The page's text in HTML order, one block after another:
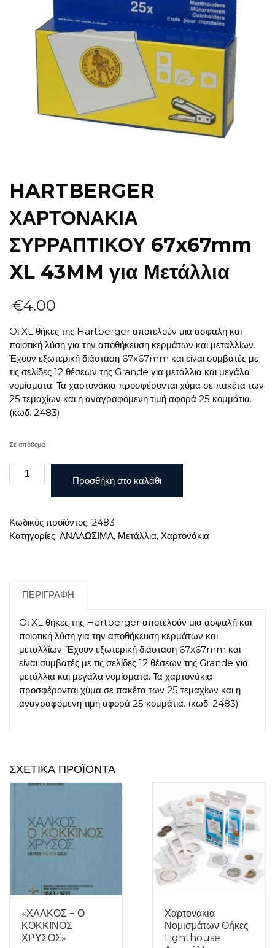
HARTBERGER
ΧΑΡΤΟΝΑΚΙΑ
ΣΥΡΡΑΠΤΙΚΟΥ 67x67mm
XL 43MM για Μετάλλια
€4.00
Oι XL θήκες της Hartberger αποτελούν μια ασφαλή και
ποιοτική λύση για την αποθήκευση κερμάτων και μεταλλίων.
Έχουν εξωτερική διάσταση 67x67mm και είναι συμβατές με
τις σελίδες 12 θέσεων της Grande για μετάλλια και μεγάλα
νομίσματα. Τα χαρτονάκια προσφέρονται χύμα σε πακέτα των
25 τεμαχίων και η αναγραφόμενη τιμή αφορά 25 κομμάτια.
(κωδ. 2483)
Σε απόθεμα
HARTBERGER
ΧΑΡΤΟΝΑΚΙΑ
ΣΥΡΡΑΠΤΙΚΟΥ
XL
43MM
Προσθήκη στο καλάθι
Κωδικός προϊόντος: 2483
Κατηγορίες: ΑΝΑΛΩΣΙΜΑ, Μετάλλια, Χαρτονάκια
ΠΕΡΙΓΡΑΦΉ
Oι XL θήκες της Hartberger αποτελούν μια ασφαλή και
ποιοτική λύση για την αποθήκευση κερμάτων και
μεταλλίων. Έχουν εξωτερική διάσταση 67x67mm και
είναι συμβατές με τις σελίδες 12 θέσεων της Grande για
μετάλλια και μεγάλα νομίσματα. Τα χαρτονάκια
προσφέρονται χύμα σε πακέτα των 25 τεμαχίων και η
αναγραφόμενη τιμή αφορά 25 κομμάτια. (κωδ. 2483)
ΣΧΕΤΙΚΆ ΠΡΟΪΌΝΤΑ
«ΧΑΛΚΟΣ − Ο
ΚΟΚΚΙΝΟΣ
ΧΡΥΣΟΣ»
Χαρτονάκια
Νομισμάτων Θήκες
Lighthouse